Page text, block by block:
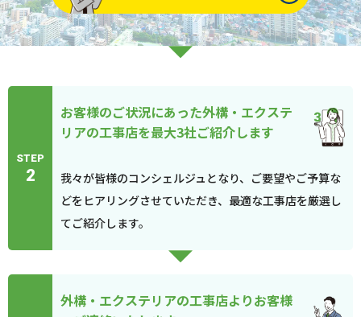
STEP
2
お客様のご状況にあった外構・エクステ
リアの工事店を最大3社ご紹介します
我々が皆様のコンシェルジュとなり、ご要望やご予算な
どをヒアリングさせていただき、最適な工事店を厳選し
てご紹介します。
外構・エクステリアの工事店よりお客様